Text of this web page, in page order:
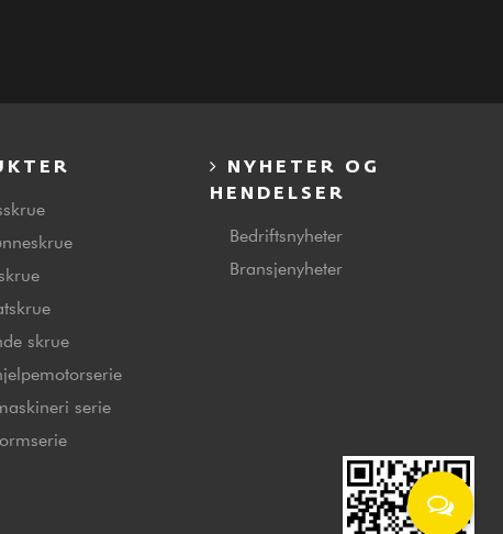
skrue
serie
NYHETER OG
HENDELSER
Bedriftsnyheter
Bransjenyheter